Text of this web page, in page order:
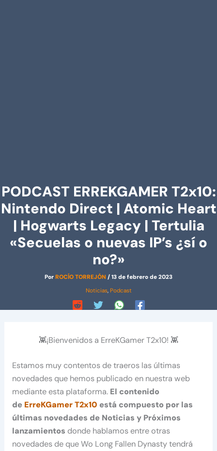
PODCAST ERREKGAMER T2x10:
Nintendo Direct | Atomic Heart
| Hogwarts Legacy | Tertulia
«Secuelas o nuevas IP’s ¿sí o
no?»
PorROCÍO TORREJÓN /13 de febrero de 2023
Noticias, Podcast
👾¡Bienvenidos a ErreKGamer T2x10! 👾
Estamos muy contentos de traeros las últimas
novedades que hemos publicado en nuestra web
mediante esta plataforma. El contenido
de ErreKGamer T2x10 está compuesto por las
últimas novedades de Noticias y Próximos
lanzamientos donde hablamos entre otras
novedades de que Wo Long Fallen Dynasty tendrá